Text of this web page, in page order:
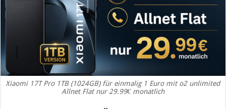
Xiaomi 17T Pro 1TB (1024GB) für einmalig 1 Euro mit o2 unlimited
Allnet Flat nur 29.99€ monatlich